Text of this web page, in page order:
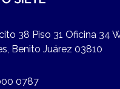
38 Piso 31 Oficina 34
Benito Juárez 03810
0787